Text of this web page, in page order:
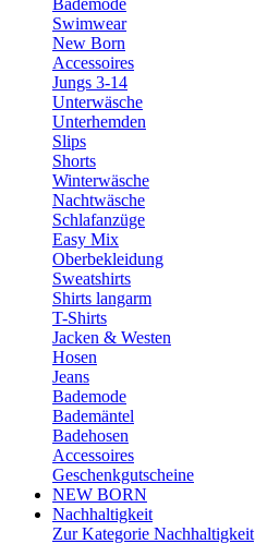
Bademode
Swimwear
New Born
Accessoires
Jungs 3-14
Unterwäsche
Unterhemden
Slips
Shorts
Winterwäsche
Nachtwäsche
Schlafanzüge
Easy Mix
Oberbekleidung
Sweatshirts
Shirts langarm
T-Shirts
Jacken & Westen
Hosen
Jeans
Bademode
Bademäntel
Badehosen
Accessoires
Geschenkgutscheine
NEW BORN
Nachhaltigkeit
Zur Kategorie Nachhaltigkeit